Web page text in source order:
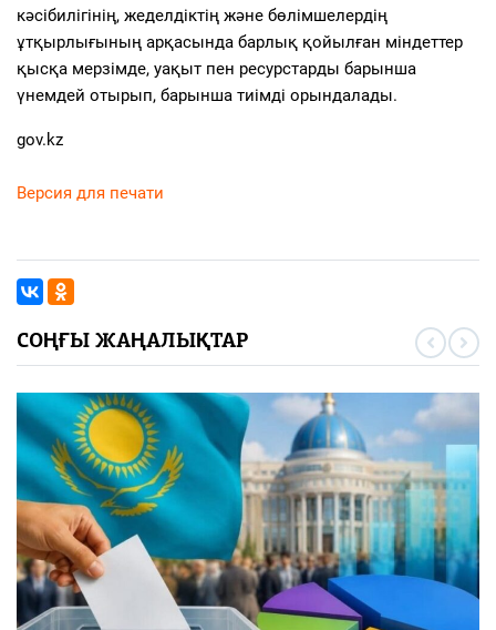
кәсібилігінің, жеделдіктің және бөлімшелердің
ұтқырлығының арқасында барлық қойылған міндеттер
қысқа мерзімде, уақыт пен ресурстарды барынша
үнемдей отырып, барынша тиімді орындалады.
gov.kz
Версия для печати
СОҢҒЫ ЖАҢАЛЫҚТАР